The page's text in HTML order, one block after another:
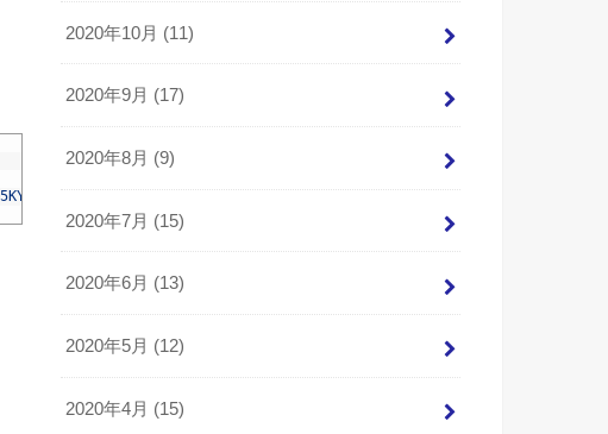
2020年10月 (11)
2020年9月 (17)
2020年8月 (9)
2020年7月 (15)
2020年6月 (13)
2020年5月 (12)
2020年4月 (15)